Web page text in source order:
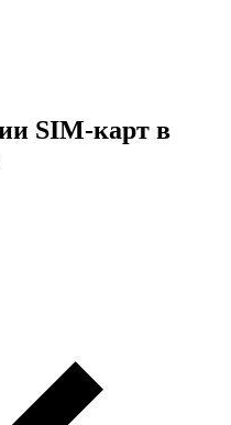
SIM-карт в